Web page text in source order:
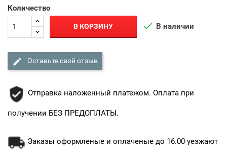
Количество
В КОРЗИНУ  В наличии
Оставьте свой отзыв
Отправка наложенный платежом. Оплата при
получении БЕЗ ПРЕДОПЛАТЫ.
Заказы оформленые и оплаченые до 16.00 уезжают